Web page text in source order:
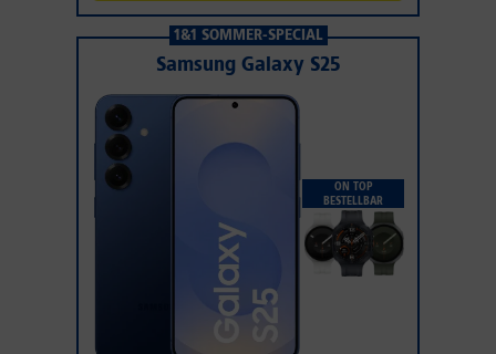
1&1 SOMMER-SPECIAL
Samsung Galaxy S25
ON TOP
BESTELLBAR